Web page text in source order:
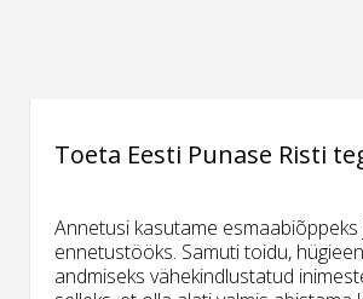
Toeta Eesti Punase Risti
Annetusi kasutame esmaabiõppeks
ennetustööks. Samuti toidu,
andmiseks vähekindlustatud